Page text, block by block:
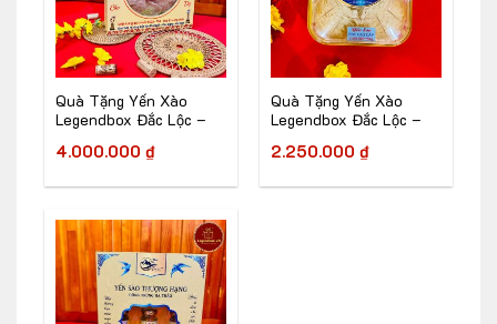
Quà Tặng Yến Xào
Legendbox Đắc Lộc –
4.000.000 ₫
Quà Tặng Yến Xào
Legendbox Đắc Lộc –
2.250.000 ₫